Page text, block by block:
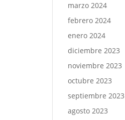
marzo 2024
febrero 2024
enero 2024
diciembre 2023
noviembre 2023
octubre 2023
septiembre 2023
agosto 2023